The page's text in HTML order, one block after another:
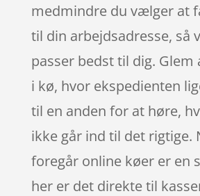
medmindre du vælger at
til din arbejdsadresse, så
passer bedst til dig. Glem
i kø, hvor ekspedienten
til en anden for at høre,
ikke går ind til det rigtige.
foregår online køer er en
her er det direkte til